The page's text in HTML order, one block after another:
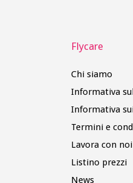
Flycare
Chi siamo
Informativa
Informativa
Termini e
Lavora con noi
Listino prezzi
News